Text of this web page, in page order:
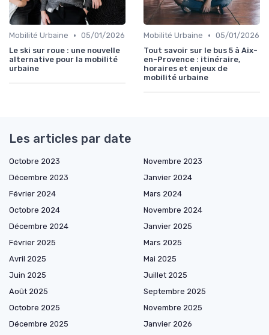
Mobilité Urbaine • 05/01/2026
Le ski sur roue : une nouvelle
alternative pour la mobilité
urbaine
Mobilité Urbaine • 05/01/2026
Tout savoir sur le bus 5 à Aix-
en-Provence : itinéraire,
horaires et enjeux de
mobilité urbaine
Les articles par date
Octobre 2023
Novembre 2023
Décembre 2023
Janvier 2024
Février 2024
Mars 2024
Octobre 2024
Novembre 2024
Décembre 2024
Janvier 2025
Février 2025
Mars 2025
Avril 2025
Mai 2025
Juin 2025
Juillet 2025
Août 2025
Septembre 2025
Octobre 2025
Novembre 2025
Décembre 2025
Janvier 2026